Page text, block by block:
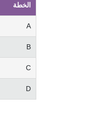
الخطة
A
B
C
D